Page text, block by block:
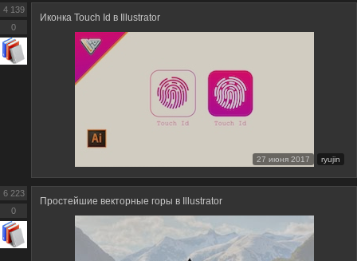
Иконка Touch Id в Illustrator
27 июня 2017 ryujin
4 139
0
Простейшие векторные горы в Illustrator
6 223
0